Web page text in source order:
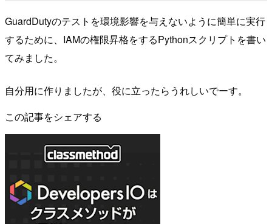
GuardDutyのテストを環境影響を与えないように簡単に実行
するために、IAMの権限昇格をするPythonスクリプトを書い
てみました。
自分用に作りましたが、役に立ったらうれしいでーす。
この記事をシェアする